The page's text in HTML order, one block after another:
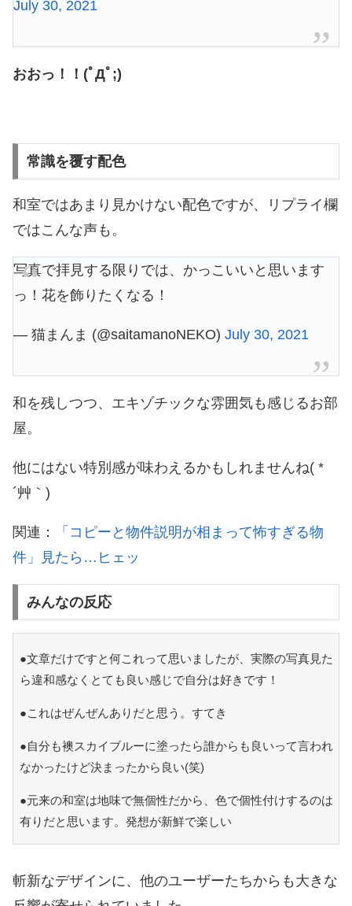
July 30, 2021
おおっ！！(ﾟДﾟ;)
常識を覆す配色
和室ではあまり見かけない配色ですが、リプライ欄
ではこんな声も。
写真で拝見する限りでは、かっこいいと思います
っ！花を飾りたくなる！
— 猫まんま (@saitamanoNEKO) July 30, 2021
和を残しつつ、エキゾチックな雰囲気も感じるお部
屋。
他にはない特別感が味わえるかもしれませんね( *
´艸｀)
関連：
「コピーと物件説明が相まって怖すぎる物
件」見たら…ヒェッ
みんなの反応
●文章だけですと何これって思いましたが、実際の写真見た
ら違和感なくとても良い感じで自分は好きです！
●これはぜんぜんありだと思う。すてき
●自分も襖スカイブルーに塗ったら誰からも良いって言われ
なかったけど決まったから良い(笑)
●元来の和室は地味で無個性だから、色で個性付けするのは
有りだと思います。発想が新鮮で楽しい
斬新なデザインに、他のユーザーたちからも大きな